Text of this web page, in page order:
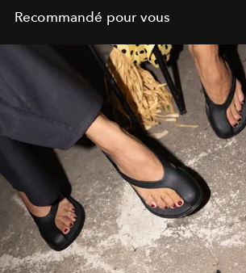
Recommandé pour vous